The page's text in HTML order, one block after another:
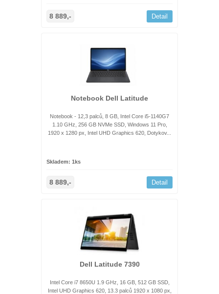
8 889,- Detail
Notebook Dell Latitude
Notebook - 12,3 palců, 8 GB, Intel Core i5-1140G7
1.10 GHz, 256 GB NVMe SSD, Windows 11 Pro,
1920 x 1280 px, Intel UHD Graphics 620, Dotykov...
Skladem: 1ks
8 889,- Detail
Dell Latitude 7390
Intel Core i7 8650U 1.9 GHz, 16 GB, 512 GB SSD,
Intel UHD Graphics 620, 13.3 palců 1920 x 1080 px,